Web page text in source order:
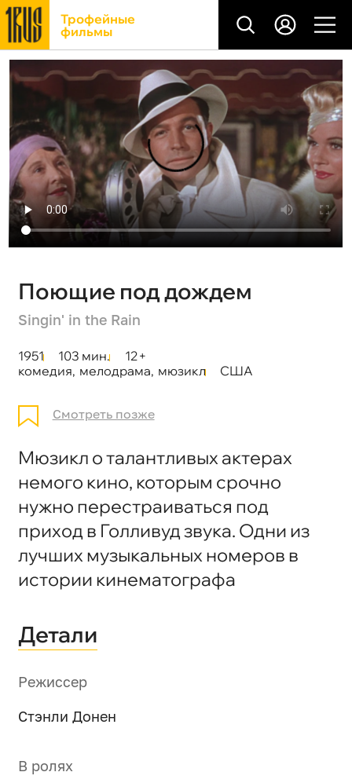
Трофейные
фильмы
Поющие под дождем
Singin' in the Rain
1951 103 мин.
12+
комедия, мелодрама, мюзикл США
Смотреть позже
Мюзикл о талантливых актерах
немого кино, которым срочно
нужно перестраиваться под
приход в Голливуд звука. Одни из
лучших музыкальных номеров в
истории кинематографа
Детали
Режиссер
Стэнли Донен
В ролях